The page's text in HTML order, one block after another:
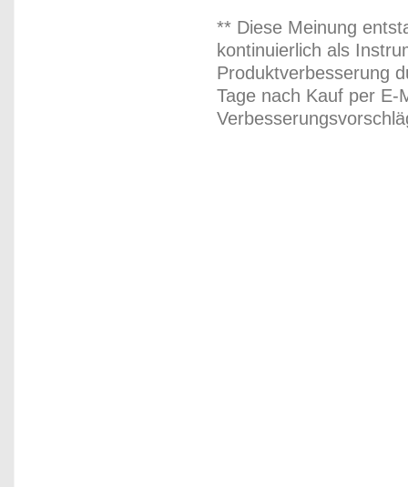
** Diese Meinung
kontinuierlich als
Produktverbesserung
Tage nach Kauf per E-